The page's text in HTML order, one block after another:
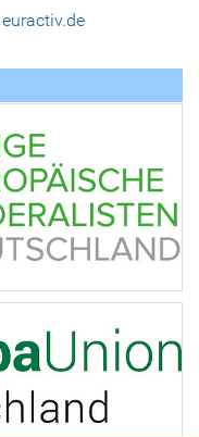
euractiv.de